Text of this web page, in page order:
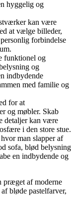
hyggelig og
kan være
at vælge billeder,
forbindelse
funktionel og
og
indbydende
med familie og
for at
og møbler. Skab
detaljer kan være
i den store stue.
man slapper af
sofa, blød belysning
en indbydende og
præget af moderne
bløde pastelfarver,